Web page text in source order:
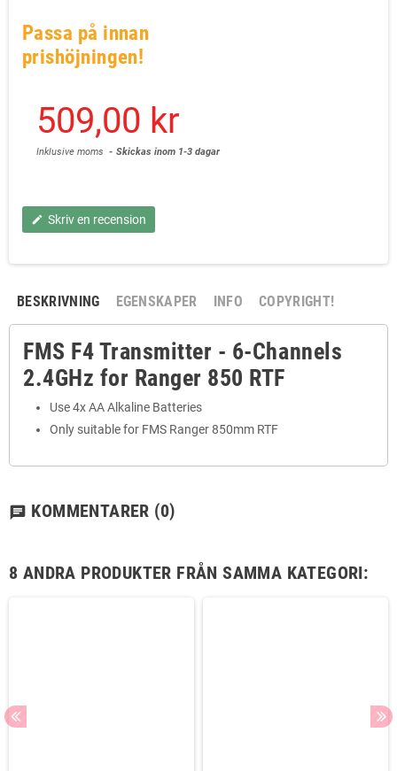
Passa på innan
prishöjningen!
509,00 kr
Inklusive moms Skickas inom 1-3 dagar
edit Skriv en recension
BESKRIVNING EGENSKAPER INFO COPYRIGHT!
FMS F4 Transmitter - 6-Channels
2.4GHz for Ranger 850 RTF
Use 4x AA Alkaline Batteries
Only suitable for FMS Ranger 850mm RTF
chat KOMMENTARER (0)
8 ANDRA PRODUKTER FRÅN SAMMA KATEGORI: